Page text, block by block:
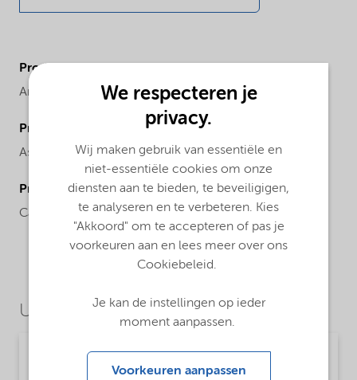
ProductBrand
Armocare®
ProductRegionalAvailability
Asia
ProductChemicalsName
Cationic conditioning polysaccharide
Use Cases
We respecteren je
privacy.
Wij maken gebruik van essentiële en
niet-essentiële cookies om onze
diensten aan te bieden, te beveiligigen,
te analyseren en te verbeteren. Kies
"Akkoord" om te accepteren of pas je
voorkeuren aan en lees meer over ons
Cookiebeleid.
Je kan de instellingen op ieder
moment aanpassen.
Voorkeuren aanpassen